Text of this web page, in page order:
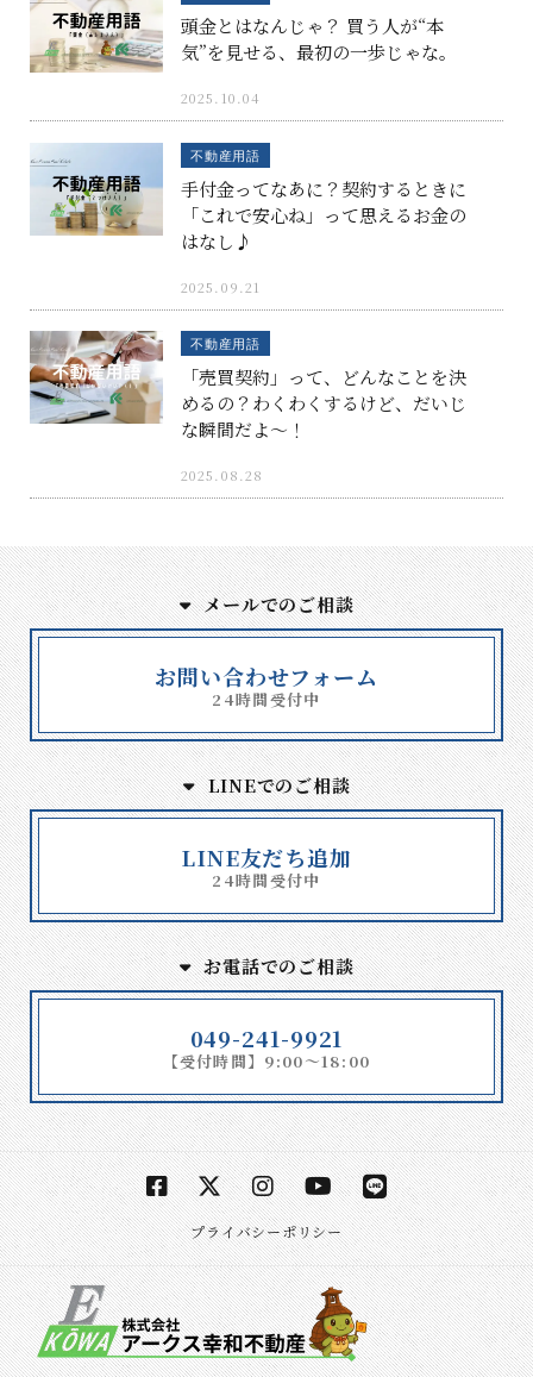
頭金とはなんじゃ？ 買う人が“本
気”を見せる、最初の一歩じゃな。
2025.10.04
不動産用語
手付金ってなあに？契約するときに
「これで安心ね」って思えるお金の
はなし♪
2025.09.21
不動産用語
「売買契約」って、どんなことを決
めるの？わくわくするけど、だいじ
な瞬間だよ〜！
2025.08.28
メールでのご相談
お問い合わせフォーム
24時間受付中
LINEでのご相談
LINE友だち追加
24時間受付中
お電話でのご相談
049-241-9921
【受付時間】9:00～18:00
プライバシーポリシー